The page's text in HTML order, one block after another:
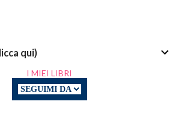
qui)
I MIEI LIBRI